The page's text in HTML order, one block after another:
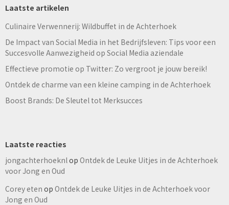
Laatste artikelen
Culinaire Verwennerij: Wildbuffet in de Achterhoek
De Impact van Social Media in het Bedrijfsleven: Tips voor een
Succesvolle Aanwezigheid op Social Media aziendale
Effectieve promotie op Twitter: Zo vergroot je jouw bereik!
Ontdek de charme van een kleine camping in de Achterhoek
Boost Brands: De Sleutel tot Merksucces
Laatste reacties
jongachterhoeknl op Ontdek de Leuke Uitjes in de Achterhoek
voor Jong en Oud
Corey eten op Ontdek de Leuke Uitjes in de Achterhoek voor
Jong en Oud